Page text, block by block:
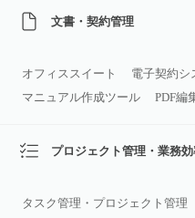
文書・契約管理
オフィススイート 電子契約シ
マニュアル作成ツール
PDF編
プロジェクト管理・業務
タスク管理・プロジェクト管理